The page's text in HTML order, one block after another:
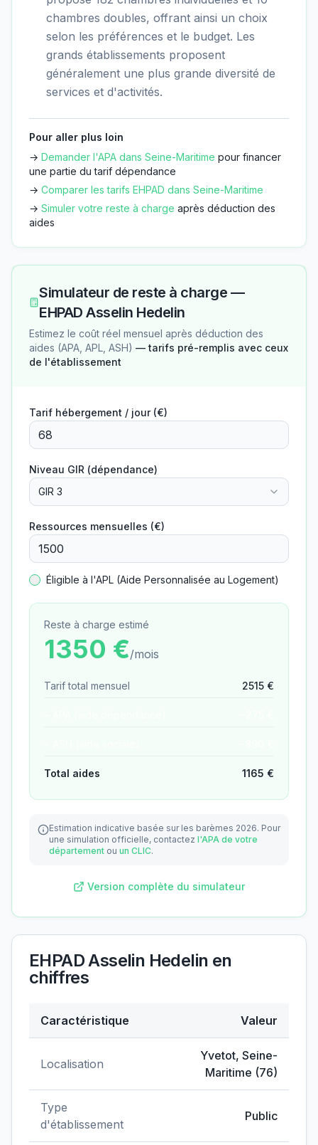
chambres doubles, offrant ainsi un choix
selon les préférences et le budget. Les
grands établissements proposent
généralement une plus grande diversité de
services et d'activités.
Pour aller plus loin
→ Demander l'APA dans Seine-Maritime pour financer
une partie du tarif dépendance
→ Comparer les tarifs EHPAD dans Seine-Maritime
→ Simuler votre reste à charge après déduction des
aides
Simulateur de reste à charge —
EHPAD Asselin Hedelin
Estimez le coût réel mensuel après déduction des
aides (APA, APL, ASH) — tarifs pré-remplis avec ceux
de l'établissement
Tarif hébergement / jour (€)
Niveau GIR (dépendance)
GIR 3
Ressources mensuelles (€)
Éligible à l'APL (Aide Personnalisée au Logement)
Reste à charge estimé
1350 €/mois
Tarif total mensuel 2515 €
Total aides 1165 €
Estimation indicative basée sur les barèmes 2026. Pour
une simulation officielle, contactez l'APA de votre
département ou un CLIC.
Version complète du simulateur
EHPAD Asselin Hedelin en
chiffres
Caractéristique Valeur
Localisation
Yvetot, Seine-
Maritime (76)
Type
d'établissement
Public